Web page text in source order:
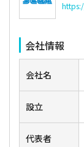
会社情報
会社名
設立
代表者